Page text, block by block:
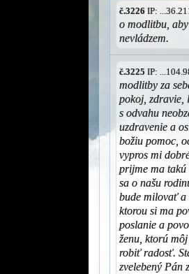
č.3226 IP:
o modlitbu,
nevládzem.
č.3225 IP:
modlitby za
pokoj, zdravie,
s odvahu
uzdravenie a
božiu pomoc,
vypros mi
prijme ma
sa o našu
bude milovať a
ktorou si ma
poslanie a
ženu, ktorú
robiť radosť.
zvelebený Pán